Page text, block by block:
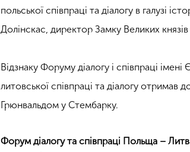
польської співпраці та діалогу в галузі
Долінскас, директор Замку Великих
Відзнаку Форуму діалогу і співпраці
литовської співпраці та діалогу
Грюнвальдом у Стембарку.
Форум діалогу та співпраці Польща –